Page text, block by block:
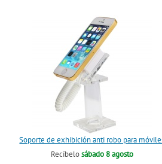
Soporte de exhibición anti robo para
Recíbelosábado 8 agosto